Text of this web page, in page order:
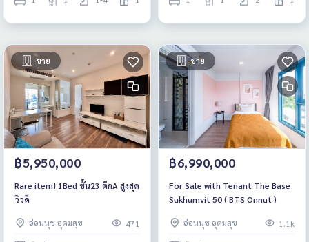
ขาย
฿5,950,000
Rare item! 1Bed ชั้น23 ตึกA สูงสุด
วิวดี
อ่อนนุช อุดมสุข 471
ขาย
฿6,990,000
For Sale with Tenant The Base
Sukhumvit 50 ( BTS Onnut )
อ่อนนุช อุดมสุข 1.1k